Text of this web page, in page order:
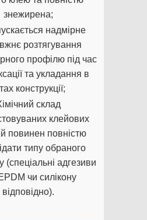
знежирена;
надмірне
розтягування
профілю під час
та укладання в
конструкції;
склад
клейових
повинен повністю
типу обраного
(спеціальні адгезиви
чи силікону
відповідно).